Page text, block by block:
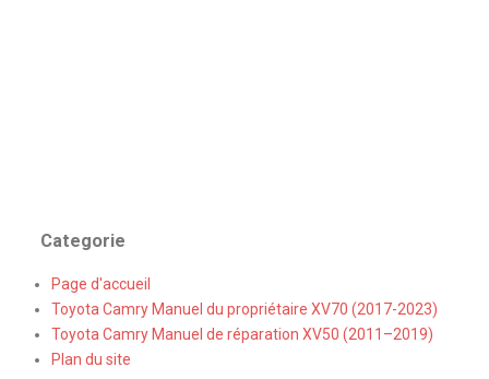
Categorie
Page d'accueil
Toyota Camry Manuel du propriétaire XV70 (2017-2023)
Toyota Camry Manuel de réparation XV50 (2011–2019)
Plan du site